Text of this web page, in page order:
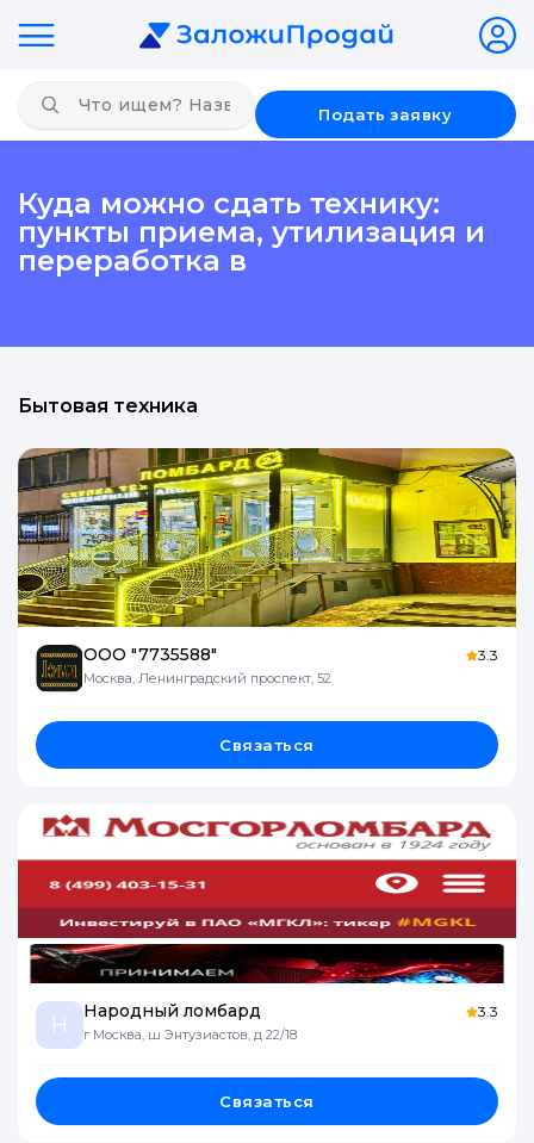
Подать заявку
Куда можно сдать технику:
пункты приема, утилизация и
переработка в
Бытовая техника
ООО "7735588"
Москва, Ленинградский проспект, 52
3.3
Связаться
Н
Народный ломбард
г Москва, ш Энтузиастов, д 22/18
3.3
Связаться